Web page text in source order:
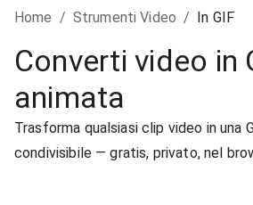
Home / Strumenti Video / In GIF
Converti video in
animata
Trasforma qualsiasi clip video in una
condivisibile — gratis, privato, nel